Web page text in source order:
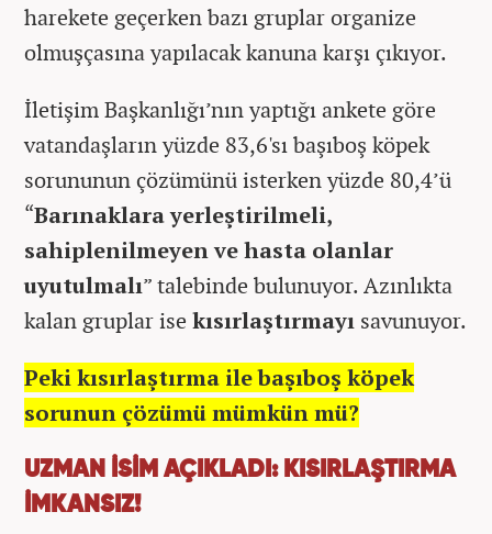
harekete geçerken bazı gruplar organize
olmuşçasına yapılacak kanuna karşı çıkıyor.
İletişim Başkanlığı’nın yaptığı ankete göre
vatandaşların yüzde 83,6'sı başıboş köpek
sorununun çözümünü isterken yüzde 80,4’ü
“Barınaklara yerleştirilmeli,
sahiplenilmeyen ve hasta olanlar
uyutulmalı” talebinde bulunuyor. Azınlıkta
kalan gruplar ise kısırlaştırmayı savunuyor.
Peki kısırlaştırma ile başıboş köpek
sorunun çözümü mümkün mü?
UZMAN İSİM AÇIKLADI: KISIRLAŞTIRMA
İMKANSIZ!